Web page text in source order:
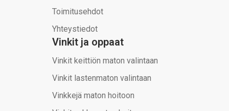
Toimitusehdot
Yhteystiedot
Vinkit ja oppaat
Vinkit keittiön maton valintaan
Vinkit lastenmaton valintaan
Vinkkejä maton hoitoon